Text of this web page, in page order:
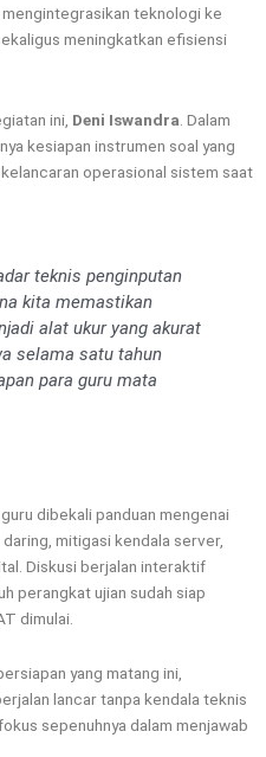
teknologi ke
meningkatkan efisiensi
ini, Deni Iswandra . Dalam
kesiapan instrumen soal yang
operasional sistem saat
teknis penginputan
kita memastikan
alat ukur yang akurat
selama satu tahun
para guru mata
dibekali panduan mengenai
mitigasi kendala server,
Diskusi berjalan interaktif
perangkat ujian sudah siap
dimulai.
yang matang ini,
lancar tanpa kendala teknis
sepenuhnya dalam menjawab